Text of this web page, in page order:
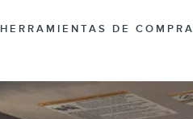
HERRAMIENTAS DE COMPRA